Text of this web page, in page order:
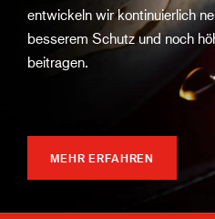
entwickeln wir kontinuierlich
besserem Schutz und noch
beitragen.
MEHR ERFAHREN